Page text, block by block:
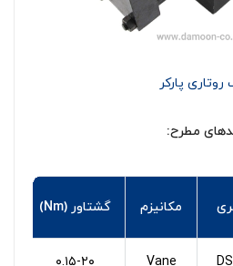
پارکر
مطرح:
مکانیزم گشتاور (Nm)
Vane ۰.۱۵-۲۰